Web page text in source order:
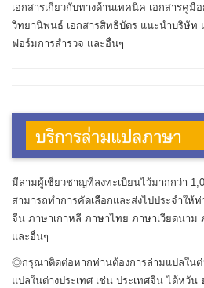
เอกสารเกี่ยวกับทางด้านเทคนิค เอกสารคู่มื
วิทยานิพนธ์ เอกสารสิทธิบัตร แนะนำบริษั
ฟอร์มการสำรวจ และอื่นๆ
มีล่ามผู้เชี่ยวชาญที่ลงทะเบียนไว้มากกว่า
สามารถทำการคัดเลือกและส่งไปประจำให้
จีน ภาษาเกาหลี ภาษาไทย ภาษาเวียดนาม
และอื่นๆ
◎กรุณาติดต่อหากท่านต้องการล่ามแปลในต่
แปลในต่างประเทศ เช่น ประเทศจีน ไต้หวัน